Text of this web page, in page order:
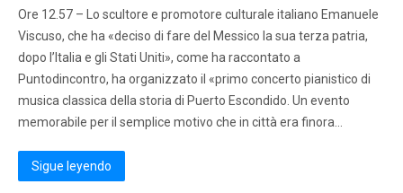
Ore 12.57 – Lo scultore e promotore culturale italiano Emanuele
Viscuso, che ha «deciso di fare del Messico la sua terza patria,
dopo l’Italia e gli Stati Uniti», come ha raccontato a
Puntodincontro, ha organizzato il «primo concerto pianistico di
musica classica della storia di Puerto Escondido. Un evento
memorabile per il semplice motivo che in città era finora…
Sigue leyendo